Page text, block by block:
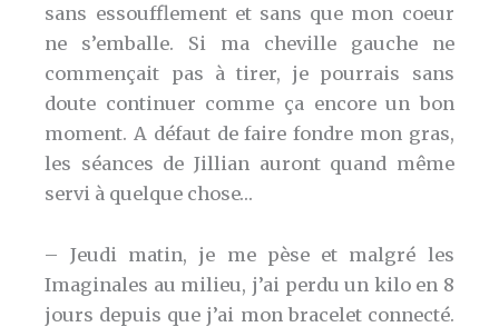
sans essoufflement et sans que mon coeur
ne s’emballe. Si ma cheville gauche ne
commençait pas à tirer, je pourrais sans
doute continuer comme ça encore un bon
moment. A défaut de faire fondre mon gras,
les séances de Jillian auront quand même
servi à quelque chose…
– Jeudi matin, je me pèse et malgré les
Imaginales au milieu, j’ai perdu un kilo en 8
jours depuis que j’ai mon bracelet connecté.